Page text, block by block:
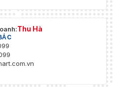
Thu Hà